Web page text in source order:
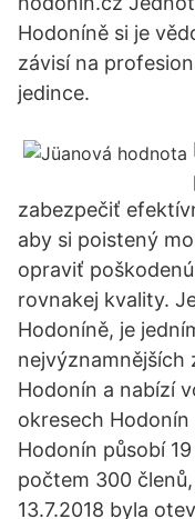
Hodoníně si je
závisí na
jedince.
zabezpečiť
aby si poistený
opraviť
rovnakej kvality.
Hodoníně, je
nejvýznamnějších
Hodonín a nabízí
okresech
Hodonín působí
počtem 300
13.7.2018 byla